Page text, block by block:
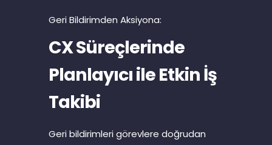
Geri Bildirimden Aksiyona:
CX Süreçlerinde
Planlayıcı ile Etkin İş
Takibi
Geri bildirimleri görevlere doğrudan